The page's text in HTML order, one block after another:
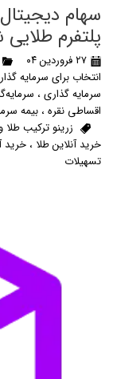
سهام دیجیتال
پلتفرم
۲۷ فروردین ۰۴
انتخاب برای سرمایه
سرمایه گذاری،
اقساطی نقره، بیمه
زرینو ترکیب طلا
خرید آنلاین طلا ، خرید
تسهیلات